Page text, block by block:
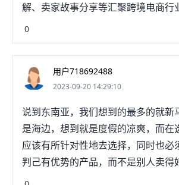
解、卖家故事分享等汇聚跨境电商行
提供最有价值的跨境电商核心干货
0
用户718692488
2023-09-20 14:29:10
说到东南亚，我们想到的最多的就新
是海边，想到就是度假的凉爽，而在
应该有所针对性地去选择，同时也必
判己有优势的产品，而不是别人卖得
去选，没有优势的产品，你是很难运